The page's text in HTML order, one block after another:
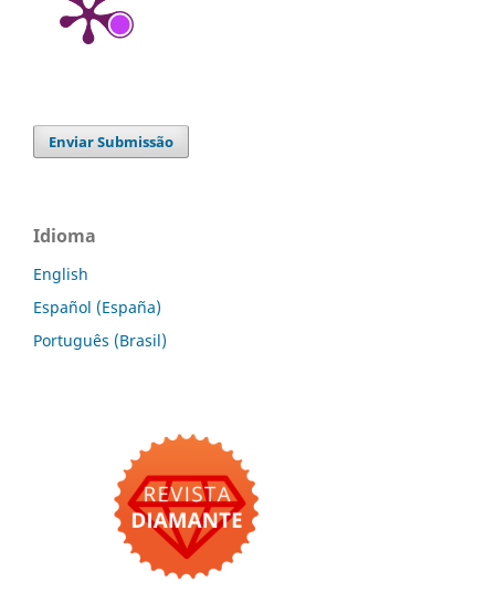
Enviar Submissão
Idioma
English
Español (España)
Português (Brasil)